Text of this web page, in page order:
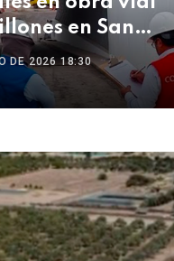
en San
DE 2026 18:30